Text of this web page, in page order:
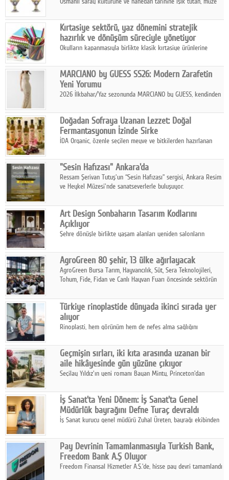
Ağustos'ta Arthill Müzecilik'in düzenleyeceği özel müzayedede
koleksiyonerlerle buluşuyor
Kırtasiye sektörü, yaz dönemini stratejik
hazırlık ve dönüşüm süreciyle yönetiyor
Okulların kapanmasıyla birlikte klasik kırtasiye ürünlerine
sanat ve eğitici aktivite ürünleriyle dinamik bir biçimde
geçiriyor.
MARCIANO by GUESS SS26: Modern Zarafetin
Yeni Yorumu
2026 İlkbahar/Yaz sezonunda MARCIANO by GUESS, kendinden
Doğadan Sofraya Uzanan Lezzet: Doğal
Fermantasyonun İzinde Sirke
İDA Organic, özenle seçilen meyve ve bitkilerden hazırlanan
sofralarına taşıyor.
"Sesin Hafızası" Ankara'da
Ressam Şerivan Tutuş'un “Sesin Hafızası” sergisi, Ankara Resim
ve Heykel Müzesi'nde sanatseverlerle buluşuyor.
Art Design Sonbaharın Tasarım Kodlarını
Açıklıyor
Şehre dönüşle birlikte yaşam alanları yeniden salonların
sonbaharın tasarım kodlarını açıklıyor.
AgroGreen 80 şehir, 13 ülke ağırlayacak
AgroGreen Bursa Tarım, Hayvancılık, Süt, Sera Teknolojileri,
Tohum, Fide, Fidan ve Canlı Hayvan Fuarı öncesinde sektörün
Türkiye rinoplastide dünyada ikinci sırada yer
alıyor
Rinoplasti, hem görünüm hem de nefes alma sağlığını
biri konumunda.
Geçmişin sırları, iki kıta arasında uzanan bir
aile hikâyesinde gün yüzüne çıkıyor
Seçilay Yıldız'ın yeni romanı Bayan Minty, Princeton'dan
katmanlı bir aile hikâyesi anlatıyor.
İş Sanat'ta Yeni Dönem: İş Sanat'ta Genel
Müdürlük bayrağını Defne Turaç devraldı
İş Sanat kurucu genel müdürü Zuhal Üreten, bayrağı ekibinden
Pay Devrinin Tamamlanmasıyla Turkish Bank,
Freedom Bank A.Ş Oluyor
Freedom Finansal Hizmetler A.Ş.'de, hisse pay devri tamamlandı